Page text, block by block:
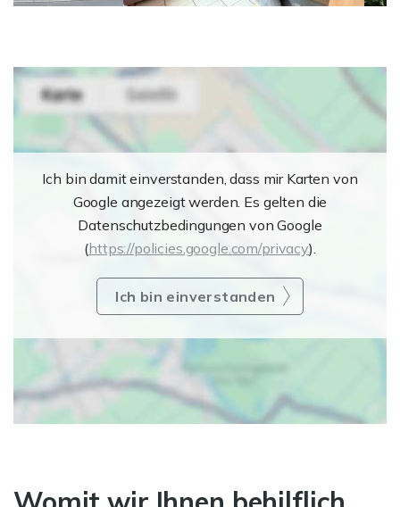
Ich bin damit einverstanden, dass mir Karten von
Google angezeigt werden. Es gelten die
Datenschutzbedingungen von Google
(https://policies.google.com/privacy).
Ich bin einverstanden